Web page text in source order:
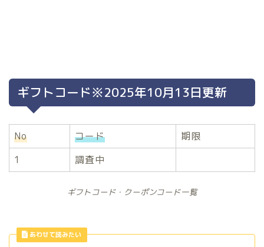
ギフトコード※2025年10月13日更新
No コード
期限
1
調査中
ギフトコード・クーポンコード一覧